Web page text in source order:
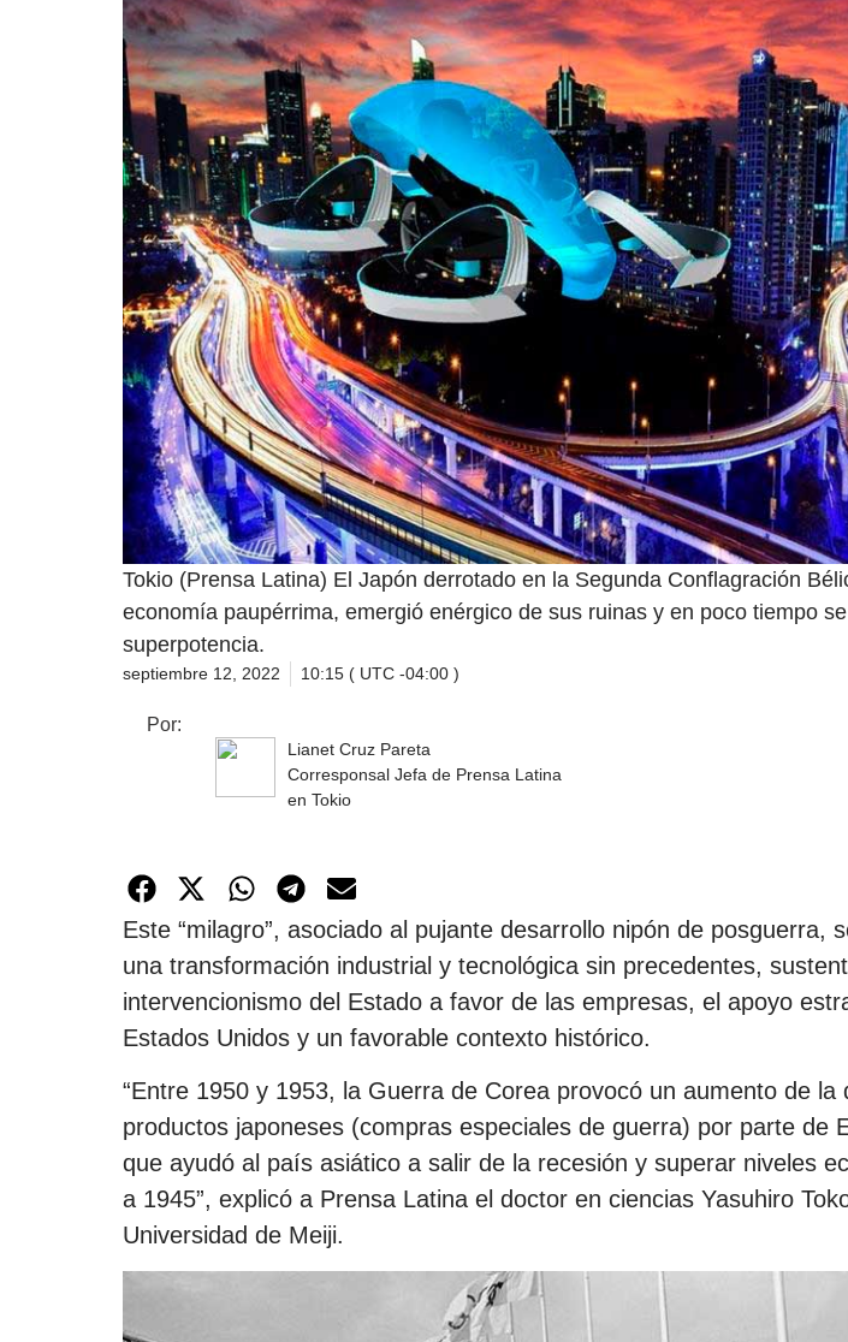
Tokio (Prensa Latina) El Japón derrotado en la Segunda Conflagración
economía paupérrima, emergió enérgico de sus ruinas y en poco tiempo
superpotencia.
septiembre 12, 2022 10:15 ( UTC -04:00 )
Por:
Lianet Cruz Pareta
Corresponsal Jefa de Prensa Latina
en Tokio
Este “milagro”, asociado al pujante desarrollo nipón de posguerra,
una transformación industrial y tecnológica sin precedentes,
intervencionismo del Estado a favor de las empresas, el apoyo
Estados Unidos y un favorable contexto histórico.
“Entre 1950 y 1953, la Guerra de Corea provocó un aumento de la
productos japoneses (compras especiales de guerra) por parte de
que ayudó al país asiático a salir de la recesión y superar niveles
a 1945”, explicó a Prensa Latina el doctor en ciencias Yasuhiro
Universidad de Meiji.